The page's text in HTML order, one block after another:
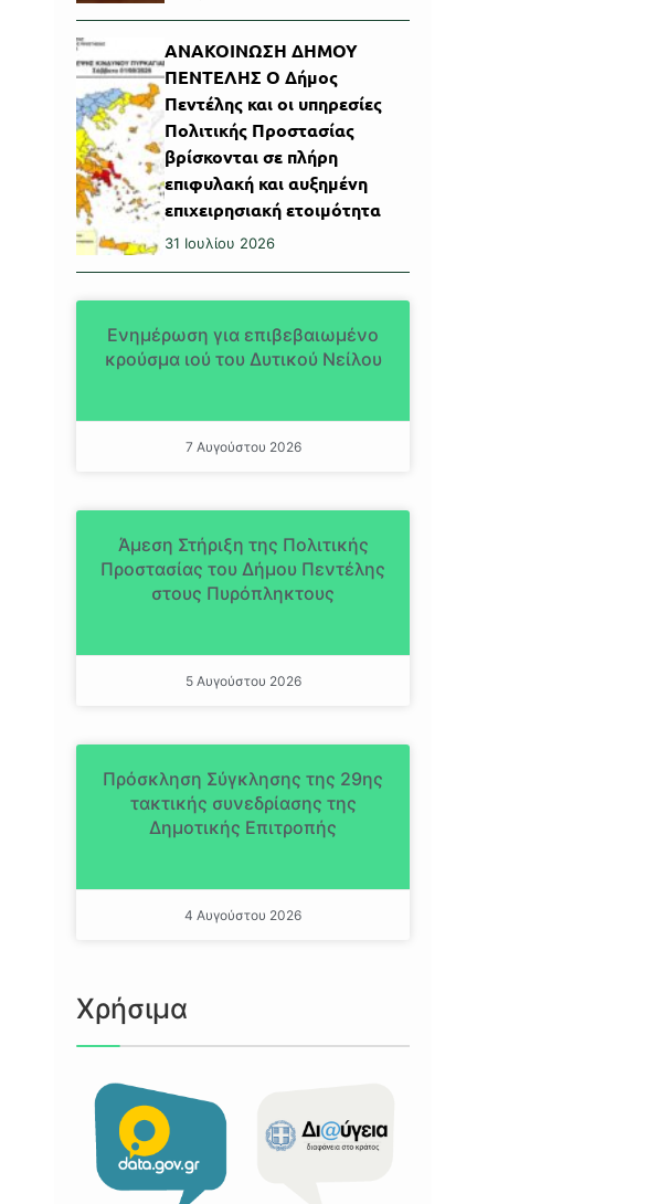
ΑΝΑΚΟΙΝΩΣΗ ΔΗΜΟΥ
ΠΕΝΤΕΛΗΣ Ο Δήμος
Πεντέλης και οι υπηρεσίες
Πολιτικής Προστασίας
βρίσκονται σε πλήρη
επιφυλακή και αυξημένη
επιχειρησιακή ετοιμότητα
31 Ιουλίου 2026
Ενημέρωση για επιβεβαιωμένο
κρούσμα ιού του Δυτικού Νείλου
7 Αυγούστου 2026
Άμεση Στήριξη της Πολιτικής
Προστασίας του Δήμου Πεντέλης
στους Πυρόπληκτους
5 Αυγούστου 2026
Πρόσκληση Σύγκλησης της 29ης
τακτικής συνεδρίασης της
Δημοτικής Επιτροπής
4 Αυγούστου 2026
Χρήσιμα